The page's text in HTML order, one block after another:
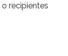
recipientes